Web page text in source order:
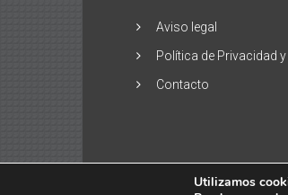
Aviso legal
Política de Privacidad
Contacto
Utilizamos